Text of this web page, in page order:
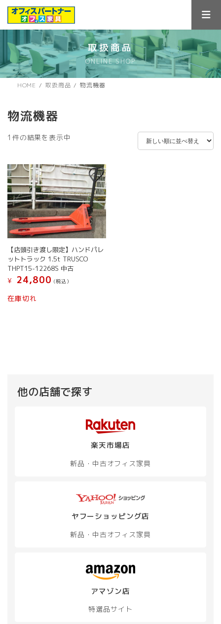
ス
キ
ン
に
取扱商品
ONLINE SHOP
HOME 取扱商品 物流機器
物流機器
1件の結果を表示中
【店頭引き渡し限定】ハンドパレ
ットトラック 1.5t TRUSCO
THPT15-12268S 中古
¥
24,800 (税込）
在庫切れ
他の店舗で探す
楽天市場店
新品・中古オフィス家具
ヤフーショッピング店
新品・中古オフィス家具
アマゾン店
特選品サイト